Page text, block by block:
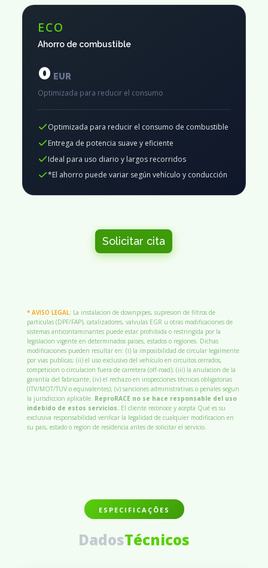
ECO
Ahorro de combustible
0 EUR
Optimizada para reducir el consumo
Optimizada para reducir el consumo de combustible
Entrega de potencia suave y eficiente
Ideal para uso diario y largos recorridos
*El ahorro puede variar según vehículo y conducción
Solicitar cita
* AVISO LEGAL: La instalacion de downpipes, supresion de filtros de
particulas (DPF/FAP), catalizadores, valvulas EGR u otras modificaciones de
sistemas anticontaminantes puede estar prohibida o restringida por la
legislacion vigente en determinados paises, estados o regiones. Dichas
modificaciones pueden resultar en: (i) la imposibilidad de circular legalmente
por vias publicas; (ii) el uso exclusivo del vehículo en circuitos cerrados,
competicion o circulacion fuera de carretera (off-road); (iii) la anulacion de la
garantía del fabricante; (iv) el rechazo en inspecciones técnicas obligatorias
(ITV/MOT/TUV o equivalentes); (v) sanciones administrativas o penales segun
la jurisdiccion aplicable. ReproRACE no se hace responsable del uso
indebido de estos servicios. El cliente reconoce y acepta Qué es su
exclusiva responsabilidad verificar la legalidad de cualquier modificacion en
su pais, estado o region de residencia antes de solicitar el servicio.
ESPECIFICAÇÕES
DadosTécnicos